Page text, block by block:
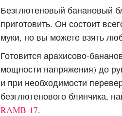
Безглютеновый банановый
приготовить. Он состоит
муки, но вы можете взять
Готовится арахисово-
мощности напряжения) до
и при необходимости
безглютенового блинчика,
RAMB-17.